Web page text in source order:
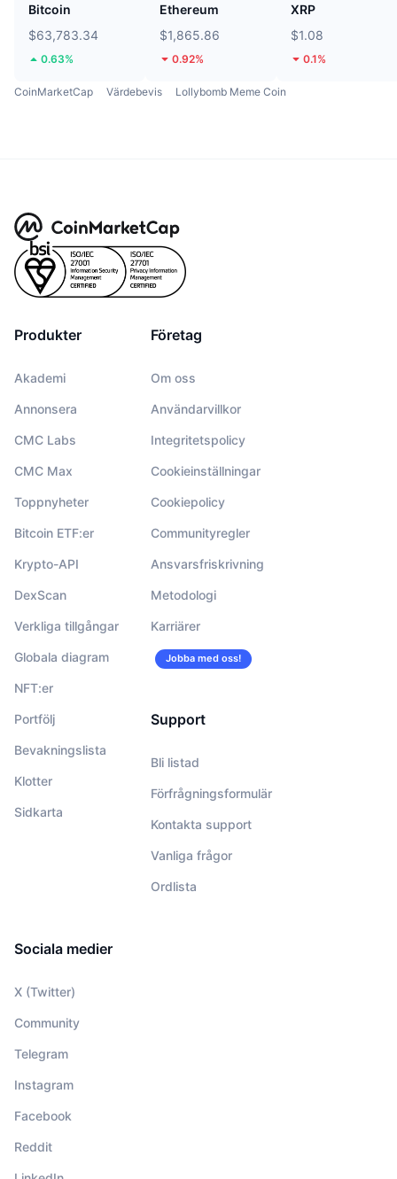
Bitcoin
$63,783.34
0.63%
Ethereum
$1,865.86
0.92%
XRP
$1.08
0.1%
CoinMarketCap Värdebevis Lollybomb Meme Coin
Produkter
Akademi
Annonsera
CMC Labs
CMC Max
Toppnyheter
Bitcoin ETF:er
Krypto-API
DexScan
Verkliga tillgångar
Globala diagram
NFT:er
Portfölj
Bevakningslista
Klotter
Sidkarta
Företag
Om oss
Användarvillkor
Integritetspolicy
Cookieinställningar
Cookiepolicy
Communityregler
Ansvarsfriskrivning
Metodologi
Karriärer
Jobba med oss!
Support
Bli listad
Förfrågningsformulär
Kontakta support
Vanliga frågor
Ordlista
Sociala medier
X (Twitter)
Community
Telegram
Instagram
Facebook
Reddit